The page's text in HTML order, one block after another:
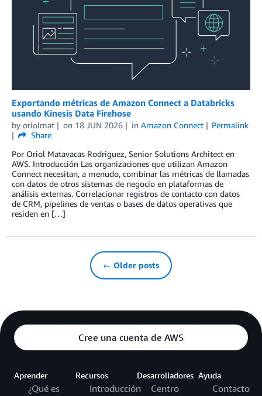
Exportando métricas de Amazon Connect a Databricks
usando Kinesis Data Firehose
by oriolmat on 18 JUN 2026 in Amazon Connect
Permalink
Share
Por Oriol Matavacas Rodriguez, Senior Solutions Architect en
AWS. Introducción Las organizaciones que utilizan Amazon
Connect necesitan, a menudo, combinar las métricas de llamadas
con datos de otros sistemas de negocio en plataformas de
análisis externas. Correlacionar registros de contacto con datos
de CRM, pipelines de ventas o bases de datos operativas que
residen en […]
← Older posts
Cree una cuenta de AWS
Aprender
¿Qué es
Recursos
Introducción
Desarrolladores
Centro
Ayuda
Contacto